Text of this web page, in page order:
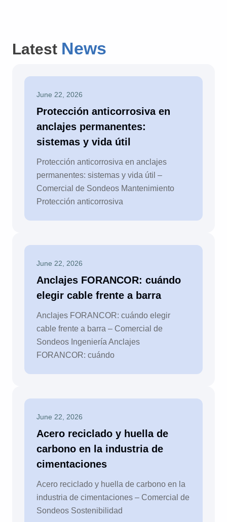
Latest News
June 22, 2026
Protección anticorrosiva en
anclajes permanentes:
sistemas y vida útil
Protección anticorrosiva en anclajes
permanentes: sistemas y vida útil –
Comercial de Sondeos Mantenimiento
Protección anticorrosiva
June 22, 2026
Anclajes FORANCOR: cuándo
elegir cable frente a barra
Anclajes FORANCOR: cuándo elegir
cable frente a barra – Comercial de
Sondeos Ingeniería Anclajes
FORANCOR: cuándo
June 22, 2026
Acero reciclado y huella de
carbono en la industria de
cimentaciones
Acero reciclado y huella de carbono en la
industria de cimentaciones – Comercial de
Sondeos Sostenibilidad